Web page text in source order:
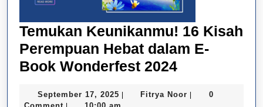
Temukan Keunikanmu! 16 Kisah
Perempuan Hebat dalam E-
Book Wonderfest 2024Temukan
16
September 17, 2025 September
17,
Fitrya Noor Fitrya0